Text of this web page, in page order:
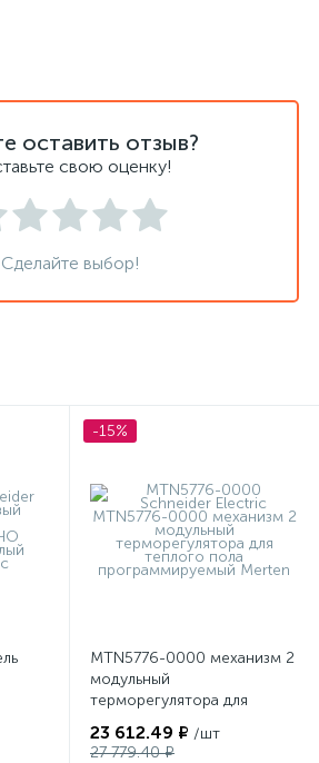
оставить отзыв?
свою оценку!
Сделайте выбор!
-15%
MTN5776-0000 механизм 2
модульный
терморегулятора для
программируемый Merten
23 612.49 ₽ /шт
27 779.40 ₽